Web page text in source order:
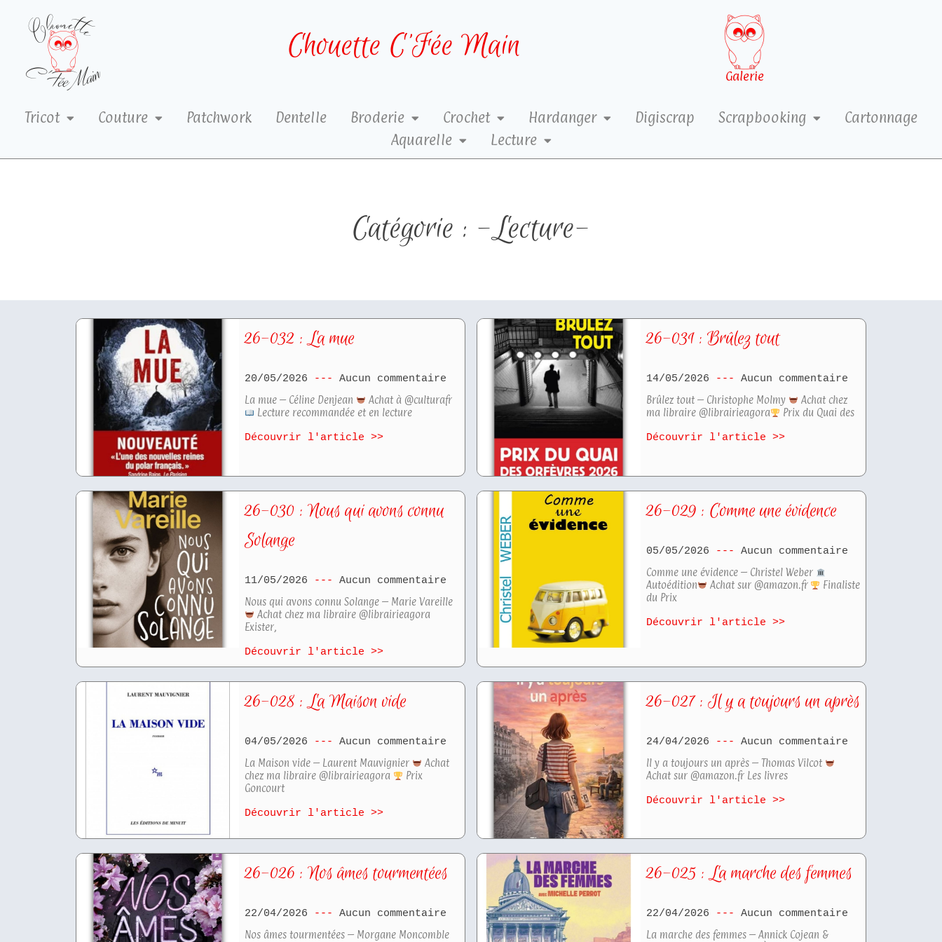
Chouette C’Fée Main
Galerie
Tricot Couture Patchwork Dentelle Broderie Crochet Hardanger Digiscrap Scrapbooking
Cartonnage
Aquarelle
Lecture
Catégorie : -Lecture-
26-032 : La mue
20/05/2026
Aucun commentaire
La mue – Céline Denjean
Achat à @culturafr
Lecture recommandée et en lecture
Découvrir l'article >>
26-031 : Brûlez tout
14/05/2026
Aucun commentaire
Brûlez tout – Christophe Molmy
Achat chez
ma libraire @librairieagora
Prix du Quai des
Découvrir l'article >>
26-030 : Nous qui avons connu
Solange
11/05/2026
Aucun commentaire
Nous qui avons connu Solange – Marie Vareille
Achat chez ma libraire @librairieagora
Exister,
Découvrir l'article >>
26-029 : Comme une évidence
05/05/2026
Aucun commentaire
Comme une évidence – Christel Weber
Autoédition
Achat sur @amazon.fr
Finaliste
du Prix
Découvrir l'article >>
26-028 : La Maison vide
04/05/2026
Aucun commentaire
La Maison vide – Laurent Mauvignier
Achat
chez ma libraire @librairieagora
Prix
Goncourt
Découvrir l'article >>
26-027 : Il y a toujours un après
24/04/2026
Aucun commentaire
Il y a toujours un après – Thomas Vilcot
Achat sur @amazon.fr Les livres
Découvrir l'article >>
26-026 : Nos âmes tourmentées
22/04/2026
Aucun commentaire
Nos âmes tourmentées – Morgane Moncomble
26-025 : La marche des femmes
22/04/2026
Aucun commentaire
La marche des femmes – Annick Cojean &